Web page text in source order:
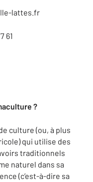
lattes.fr
61
?
culture (ou, à plus
qui utilise des
traditionnels
naturel dans sa
(c’est-à-dire sa